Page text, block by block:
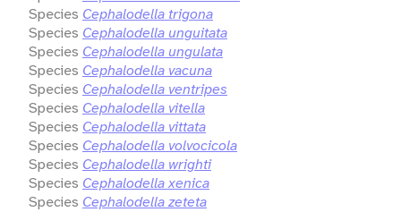
Species Cephalodella trigona
Species Cephalodella unguitata
Species Cephalodella ungulata
Species Cephalodella vacuna
Species Cephalodella ventripes
Species Cephalodella vitella
Species Cephalodella vittata
Species Cephalodella volvocicola
Species Cephalodella wrighti
Species Cephalodella xenica
Species Cephalodella zeteta